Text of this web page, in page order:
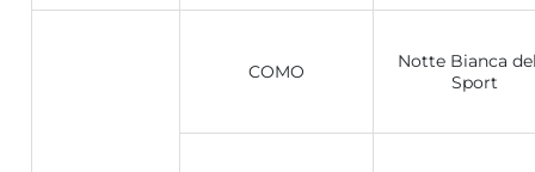
COMO
Notte Bianca
Sport